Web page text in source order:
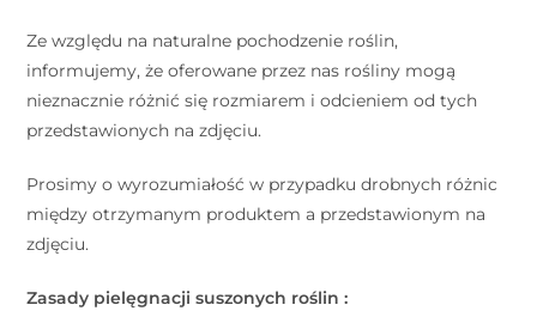
Ze względu na naturalne pochodzenie roślin,
informujemy, że oferowane przez nas rośliny mogą
nieznacznie różnić się rozmiarem i odcieniem od tych
przedstawionych na zdjęciu.
Prosimy o wyrozumiałość w przypadku drobnych różnic
między otrzymanym produktem a przedstawionym na
zdjęciu.
Zasady pielęgnacji suszonych roślin :